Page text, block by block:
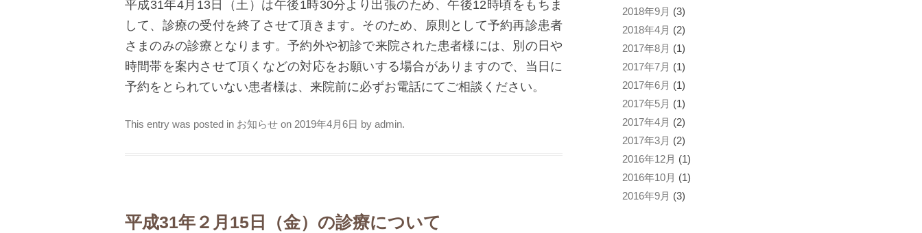
平成31年4月13日（土）は午後1時30分より出張のため、午後12時頃をもちま
して、診療の受付を終了させて頂きます。そのため、原則として予約再診患者
さまのみの診療となります。予約外や初診で来院された患者様には、別の日や
時間帯を案内させて頂くなどの対応をお願いする場合がありますので、当日に
予約をとられていない患者様は、来院前に必ずお電話にてご相談ください。
This entry was posted in お知らせ on 2019年4月6日 by admin.
平成31年２月15日（金）の診療について
2018年9月 (3)
2018年4月 (2)
2017年8月 (1)
2017年7月 (1)
2017年6月 (1)
2017年5月 (1)
2017年4月 (2)
2017年3月 (2)
2016年12月 (1)
2016年10月 (1)
2016年9月 (3)